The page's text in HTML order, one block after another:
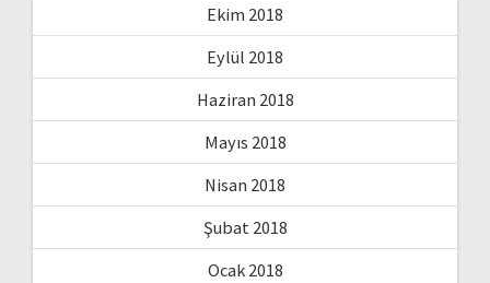
Ekim 2018
Eylül 2018
Haziran 2018
Mayıs 2018
Nisan 2018
Şubat 2018
Ocak 2018